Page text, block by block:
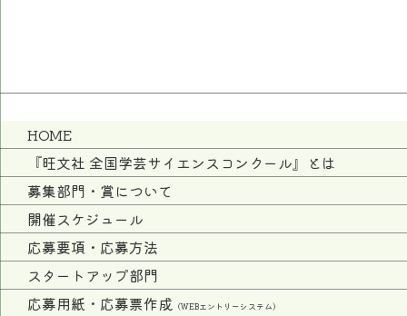
HOME
『旺文社 全国学芸サイエンスコンクール』とは
募集部門・賞について
開催スケジュール
応募要項・応募方法
スタートアップ部門
応募用紙・応募票作成 （WEBエントリーシステム）